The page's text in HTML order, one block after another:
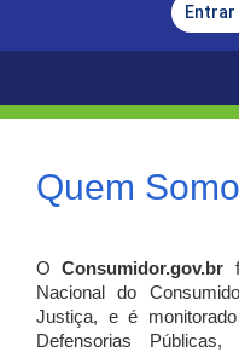
Quem
OConsumidor.gov.br
Nacional do
Justiça, e é
Defensorias Públicas,